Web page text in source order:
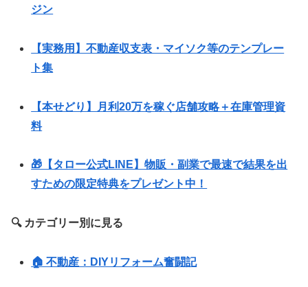
ジン
【実務用】不動産収支表・マイソク等のテンプレー
ト集
【本せどり】月利20万を稼ぐ店舗攻略＋在庫管理資
料
🎁【タロー公式LINE】物販・副業で最速で結果を出
すための限定特典をプレゼント中！
🔍 カテゴリー別に見る
🏠 不動産：DIYリフォーム奮闘記